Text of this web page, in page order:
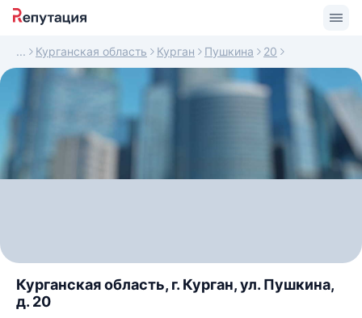
Курганская область Курган Пушкина 20
Курганская область, г. Курган, ул. Пушкина,
д. 20